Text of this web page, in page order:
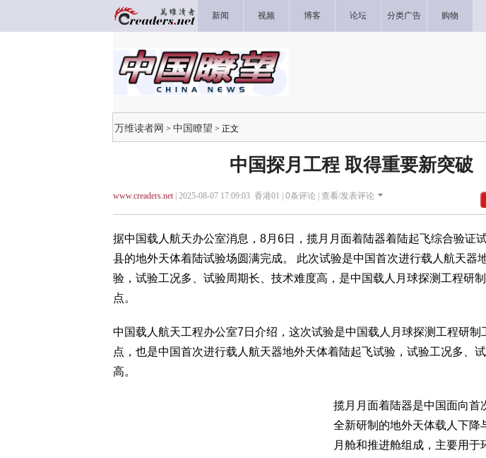
新闻 视频 博客 论坛 分类广告 购物
万维读者网 > 中国瞭望 > 正文
中国探月工程 取得重要新突破
www.creaders.net| 2025-08-07 17:09:03 香港01 | 0条评论 | 查看/发表评论
据中国载人航天办公室消息，8月6日，揽月月面着陆器着陆起飞综合验证
县的地外天体着陆试验场圆满完成。 此次试验是中国首次进行载人航天器
验，试验工况多、试验周期长、技术难度高，是中国载人月球探测工程研
点。
中国载人航天工程办公室7日介绍，这次试验是中国载人月球探测工程研制
点，也是中国首次进行载人航天器地外天体着陆起飞试验，试验工况多、
高。
揽月月面着陆器是中国面向首
全新研制的地外天体载人下降
月舱和推进舱组成，主要用于